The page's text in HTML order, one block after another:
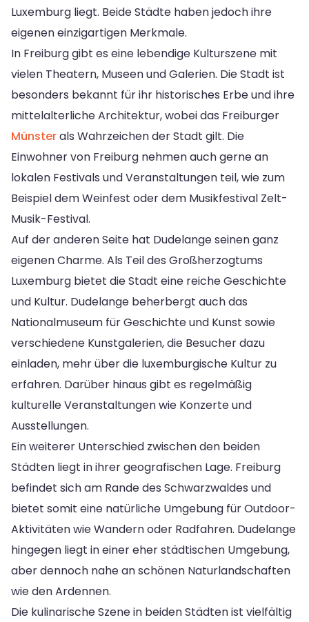
Luxemburg liegt. Beide Städte haben jedoch ihre
eigenen einzigartigen Merkmale.
In Freiburg gibt es eine lebendige Kulturszene mit
vielen Theatern, Museen und Galerien. Die Stadt ist
besonders bekannt für ihr historisches Erbe und ihre
mittelalterliche Architektur, wobei das Freiburger
Münsterals Wahrzeichen der Stadt gilt. Die
Einwohner von Freiburg nehmen auch gerne an
lokalen Festivals und Veranstaltungen teil, wie zum
Beispiel dem Weinfest oder dem Musikfestival Zelt-
Musik-Festival.
Auf der anderen Seite hat Dudelange seinen ganz
eigenen Charme. Als Teil des Großherzogtums
Luxemburg bietet die Stadt eine reiche Geschichte
und Kultur. Dudelange beherbergt auch das
Nationalmuseum für Geschichte und Kunst sowie
verschiedene Kunstgalerien, die Besucher dazu
einladen, mehr über die luxemburgische Kultur zu
erfahren. Darüber hinaus gibt es regelmäßig
kulturelle Veranstaltungen wie Konzerte und
Ausstellungen.
Ein weiterer Unterschied zwischen den beiden
Städten liegt in ihrer geografischen Lage. Freiburg
befindet sich am Rande des Schwarzwaldes und
bietet somit eine natürliche Umgebung für Outdoor-
Aktivitäten wie Wandern oder Radfahren. Dudelange
hingegen liegt in einer eher städtischen Umgebung,
aber dennoch nahe an schönen Naturlandschaften
wie den Ardennen.
Die kulinarische Szene in beiden Städten ist vielfältig